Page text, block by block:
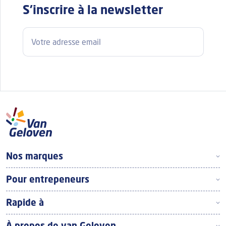
S'inscrire à la newsletter
Adresse e-mail
Footer Top Frans
Nos marques
Pour entrepeneurs
Rapide à